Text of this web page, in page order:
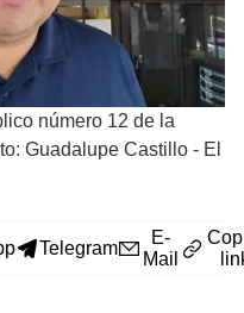
número 12 de la
Guadalupe Castillo - El
Telegram
E-
Mail